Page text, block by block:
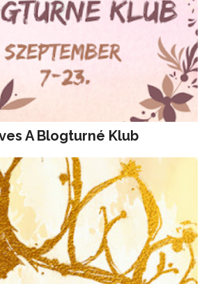
A Blogturné Klub